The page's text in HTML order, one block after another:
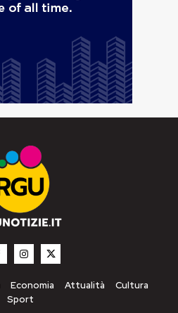
Economia Attualità
Cultura
Sport